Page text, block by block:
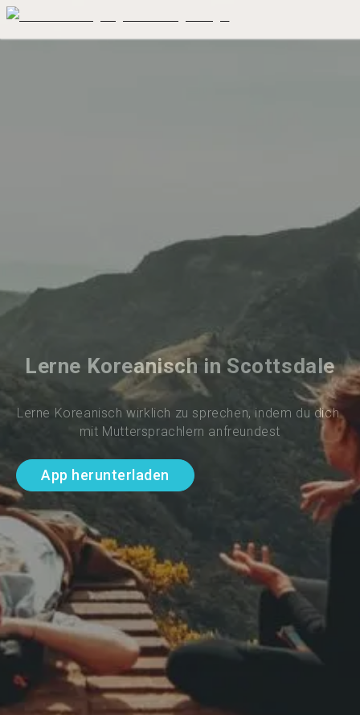
Lerne Koreanisch in Scottsdale
Lerne Koreanisch wirklich zu sprechen, indem du dich
mit Muttersprachlern anfreundest
App herunterladen